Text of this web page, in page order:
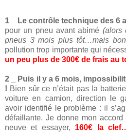
1 _ Le contrôle technique des 6
pour un pneu avant abimé (alors
pneus 3 mois plus tôt…mais
pollution trop importante qui
un peu plus de 300€ de frais au
2 _
Puis il y a 6 mois,
! Bien sûr ce n’était pas la
voiture en camion, direction le
avoir identifié le problème : il
défaillante. Je donne mon
neuve et essayer, 160€ la